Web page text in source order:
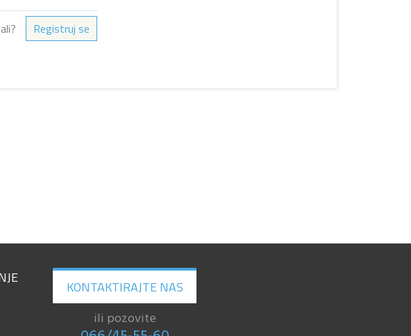
Registruj se
KONTAKTIRAJTE NAS
ili pozovite